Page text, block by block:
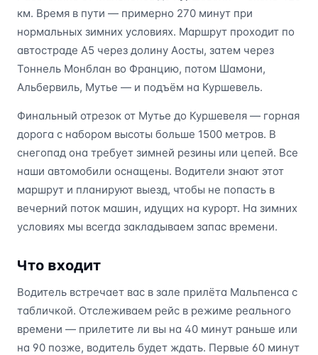
км. Время в пути — примерно 270 минут при
нормальных зимних условиях. Маршрут проходит по
автостраде A5 через долину Аосты, затем через
Тоннель Монблан во Францию, потом Шамони,
Альбервиль, Мутье — и подъём на Куршевель.
Финальный отрезок от Мутье до Куршевеля — горная
дорога с набором высоты больше 1500 метров. В
снегопад она требует зимней резины или цепей. Все
наши автомобили оснащены. Водители знают этот
маршрут и планируют выезд, чтобы не попасть в
вечерний поток машин, идущих на курорт. На зимних
условиях мы всегда закладываем запас времени.
Что входит
Водитель встречает вас в зале прилёта Мальпенса с
табличкой. Отслеживаем рейс в режиме реального
времени — прилетите ли вы на 40 минут раньше или
на 90 позже, водитель будет ждать. Первые 60 минут